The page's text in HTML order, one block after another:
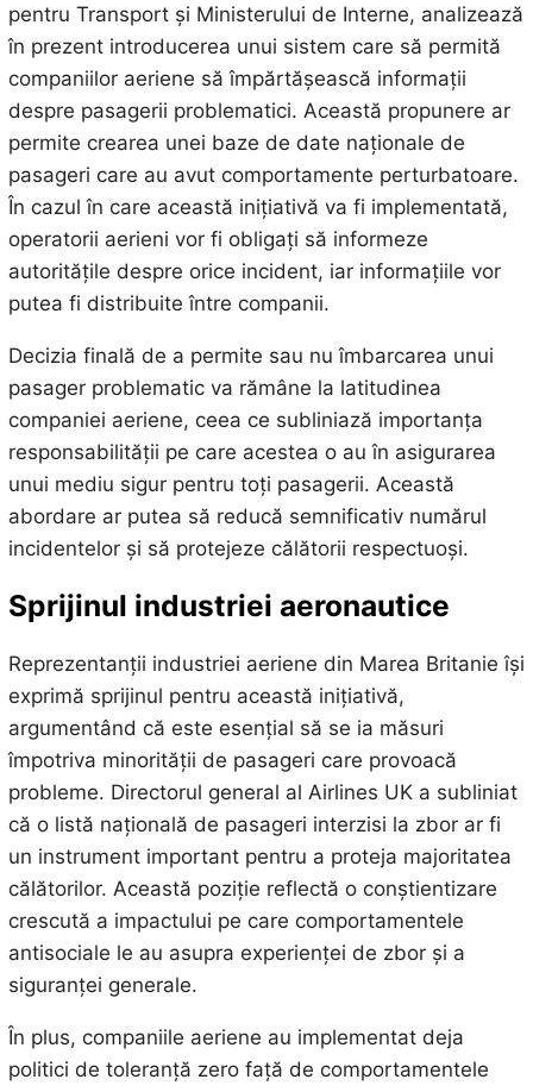
pentru Transport și Ministerului de Interne, analizează
în prezent introducerea unui sistem care să permită
companiilor aeriene să împărtășească informații
despre pasagerii problematici. Această propunere ar
permite crearea unei baze de date naționale de
pasageri care au avut comportamente perturbatoare.
În cazul în care această inițiativă va fi implementată,
operatorii aerieni vor fi obligați să informeze
autoritățile despre orice incident, iar informațiile vor
putea fi distribuite între companii.
Decizia finală de a permite sau nu îmbarcarea unui
pasager problematic va rămâne la latitudinea
companiei aeriene, ceea ce subliniază importanța
responsabilității pe care acestea o au în asigurarea
unui mediu sigur pentru toți pasagerii. Această
abordare ar putea să reducă semnificativ numărul
incidentelor și să protejeze călătorii respectuoși.
Sprijinul industriei aeronautice
Reprezentanții industriei aeriene din Marea Britanie își
exprimă sprijinul pentru această inițiativă,
argumentând că este esențial să se ia măsuri
împotriva minorității de pasageri care provoacă
probleme. Directorul general al Airlines UK a subliniat
că o listă națională de pasageri interzisi la zbor ar fi
un instrument important pentru a proteja majoritatea
călătorilor. Această poziție reflectă o conștientizare
crescută a impactului pe care comportamentele
antisociale le au asupra experienței de zbor și a
siguranței generale.
În plus, companiile aeriene au implementat deja
politici de toleranță zero față de comportamentele